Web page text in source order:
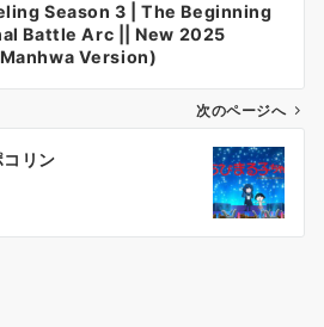
Season 3 | The Beginning
Battle Arc || New 2025
Version)
次のページへ
リン